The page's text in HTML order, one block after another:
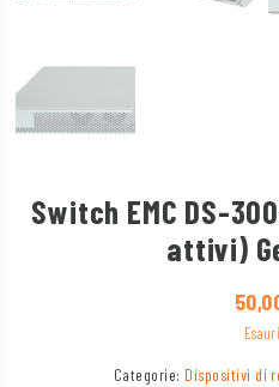
Switch EMC DS-
attivi)
Categorie: Dispositivi di